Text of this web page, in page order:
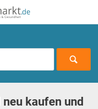
kaufen und